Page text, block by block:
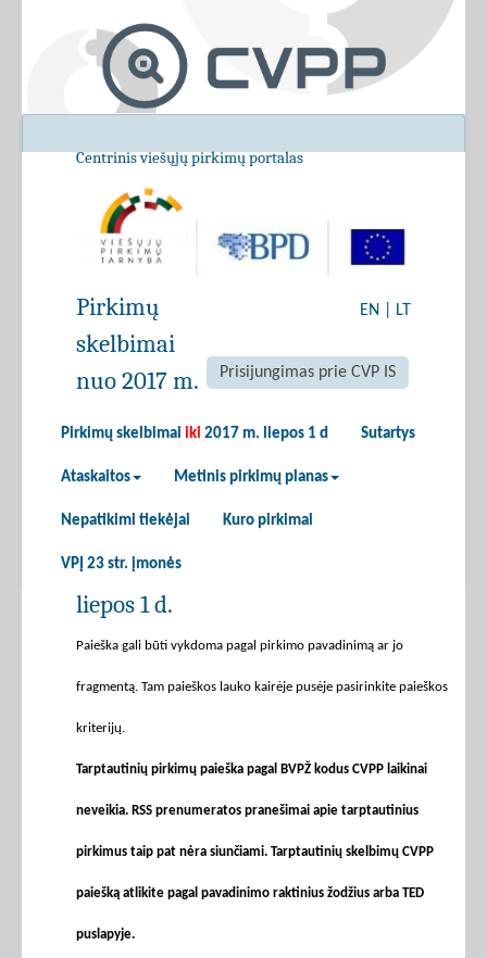
Centrinis viešųjų pirkimų portalas
EN LT
Prisijungimas prie CVP IS
Pirkimų skelbimai iki 2017 m. liepos 1 d Sutartys
Ataskaitos Metinis pirkimų planas
Nepatikimi tiekėjai Kuro pirkimai
VPĮ 23 str. įmonės
Pirkimų
skelbimai
nuo 2017 m.
liepos 1 d.
Paieška gali būti vykdoma pagal pirkimo pavadinimą ar jo
fragmentą. Tam paieškos lauko kairėje pusėje pasirinkite paieškos
kriterijų.
Tarptautinių pirkimų paieška pagal BVPŽ kodus CVPP laikinai
neveikia. RSS prenumeratos pranešimai apie tarptautinius
pirkimus taip pat nėra siunčiami. Tarptautinių skelbimų CVPP
paiešką atlikite pagal pavadinimo raktinius žodžius arba TED
puslapyje.